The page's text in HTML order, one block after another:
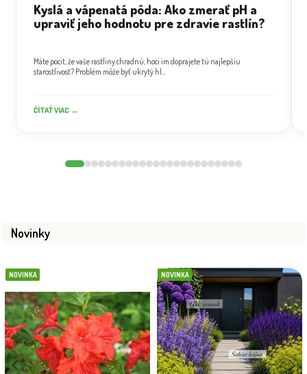
Kyslá a vápenatá pôda: Ako zmerať pH a
upraviť jeho hodnotu pre zdravie rastlín?
Máte pocit, že vaše rastliny chradnú, hoci im doprajete tú najlepšiu
starostlivosť? Problém môže byť ukrytý hl...
ČÍTAŤ VIAC →
Novinky
NOVINKA NOVINKA